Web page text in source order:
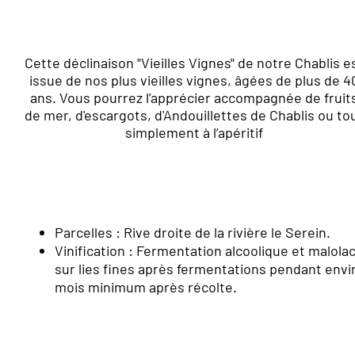
Cette déclinaison "Vieilles Vignes" de notre Chablis
issue de nos plus vieilles vignes, âgées de plus de
ans. Vous pourrez l’apprécieraccompagnée de
de mer, d'escargots, d'Andouillettes de Chablis ou
simplement à l’apéritif
Parcelles : Rive droite de la rivière le Serein.
Vinification : Fermentation alcoolique et
sur lies fines après fermentations pendant
mois minimum après récolte.